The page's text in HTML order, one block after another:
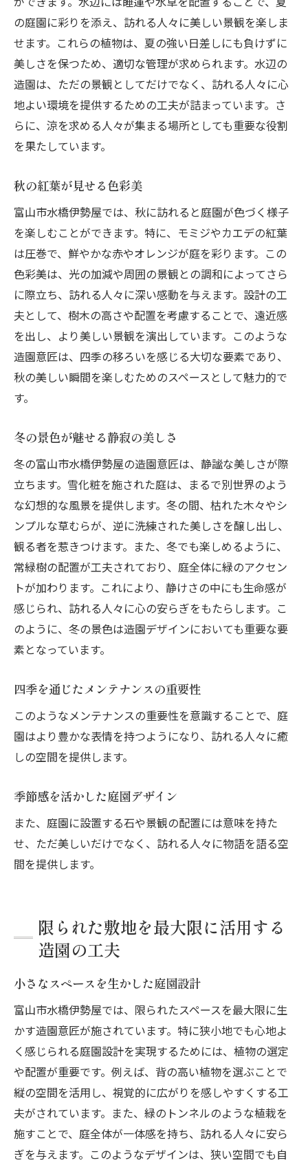
の庭園に彩りを添え、訪れる人々に美しい景観を楽しま
せます。これらの植物は、夏の強い日差しにも負けずに
美しさを保つため、適切な管理が求められます。水辺の
造園は、ただの景観としてだけでなく、訪れる人々に心
地よい環境を提供するための工夫が詰まっています。さ
らに、涼を求める人々が集まる場所としても重要な役割
を果たしています。
秋の紅葉が見せる色彩美
富山市水橋伊勢屋では、秋に訪れると庭園が色づく様子
を楽しむことができます。特に、モミジやカエデの紅葉
は圧巻で、鮮やかな赤やオレンジが庭を彩ります。この
色彩美は、光の加減や周囲の景観との調和によってさら
に際立ち、訪れる人々に深い感動を与えます。設計の工
夫として、樹木の高さや配置を考慮することで、遠近感
を出し、より美しい景観を演出しています。このような
造園意匠は、四季の移ろいを感じる大切な要素であり、
秋の美しい瞬間を楽しむためのスペースとして魅力的で
す。
冬の景色が魅せる静寂の美しさ
冬の富山市水橋伊勢屋の造園意匠は、静謐な美しさが際
立ちます。雪化粧を施された庭は、まるで別世界のよう
な幻想的な風景を提供します。冬の間、枯れた木々やシ
ンプルな草むらが、逆に洗練された美しさを醸し出し、
観る者を惹きつけます。また、冬でも楽しめるように、
常緑樹の配置が工夫されており、庭全体に緑のアクセン
トが加わります。これにより、静けさの中にも生命感が
感じられ、訪れる人々に心の安らぎをもたらします。こ
のように、冬の景色は造園デザインにおいても重要な要
素となっています。
四季を通じたメンテナンスの重要性
このようなメンテナンスの重要性を意識することで、庭
園はより豊かな表情を持つようになり、訪れる人々に癒
しの空間を提供します。
季節感を活かした庭園デザイン
また、庭園に設置する石や景観の配置には意味を持た
せ、ただ美しいだけでなく、訪れる人々に物語を語る空
間を提供します。
限られた敷地を最大限に活用する
造園の工夫
小さなスペースを生かした庭園設計
富山市水橋伊勢屋では、限られたスペースを最大限に生
かす造園意匠が施されています。特に狭小地でも心地よ
く感じられる庭園設計を実現するためには、植物の選定
や配置が重要です。例えば、背の高い植物を選ぶことで
縦の空間を活用し、視覚的に広がりを感しやすくする工
夫がされています。また、緑のトンネルのような植栽を
施すことで、庭全体が一体感を持ち、訪れる人々に安ら
ぎを与えます。このようなデザインは、狭い空間でも自